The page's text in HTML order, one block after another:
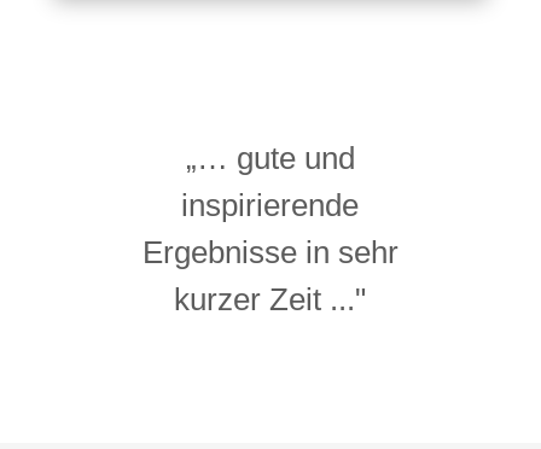
„… gute und
inspirierende
Ergebnisse in sehr
kurzer Zeit ..."